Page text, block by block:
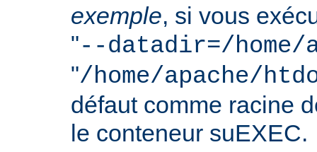
exemple, si vous
"--datadir=/home/
"/home/apache/
défaut comme racine
le conteneur suEXEC.